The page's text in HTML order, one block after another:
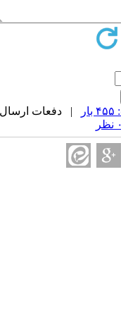
| دفعات ارسال